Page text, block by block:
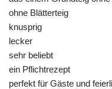
ohne Blätterteig
knusprig
lecker
sehr beliebt
ein Pflichtrezept
perfekt für Gäste und